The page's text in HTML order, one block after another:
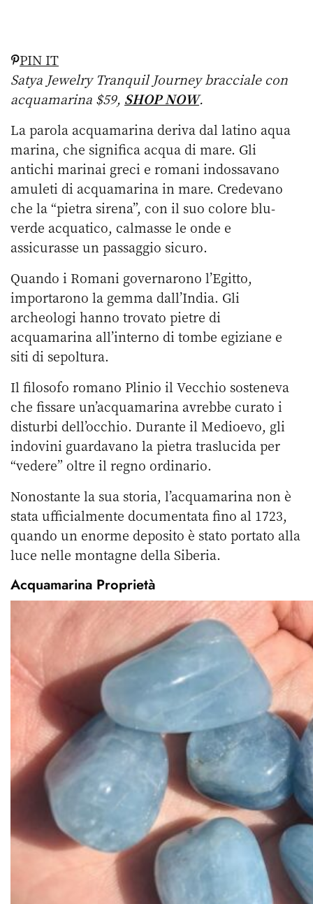
PIN IT
Satya Jewelry Tranquil Journey bracciale con
acquamarina $59, SHOP NOW.
La parola acquamarina deriva dal latino aqua
marina, che significa acqua di mare. Gli
antichi marinai greci e romani indossavano
amuleti di acquamarina in mare. Credevano
che la “pietra sirena”, con il suo colore blu-
verde acquatico, calmasse le onde e
assicurasse un passaggio sicuro.
Quando i Romani governarono l’Egitto,
importarono la gemma dall’India. Gli
archeologi hanno trovato pietre di
acquamarina all’interno di tombe egiziane e
siti di sepoltura.
Il filosofo romano Plinio il Vecchio sosteneva
che fissare un’acquamarina avrebbe curato i
disturbi dell’occhio. Durante il Medioevo, gli
indovini guardavano la pietra traslucida per
“vedere” oltre il regno ordinario.
Nonostante la sua storia, l’acquamarina non è
stata ufficialmente documentata fino al 1723,
quando un enorme deposito è stato portato alla
luce nelle montagne della Siberia.
Acquamarina Proprietà